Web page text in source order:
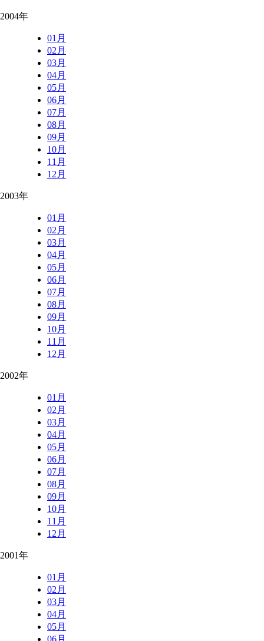
2004年
01月
02月
03月
04月
05月
06月
07月
08月
09月
10月
11月
12月
2003年
01月
02月
03月
04月
05月
06月
07月
08月
09月
10月
11月
12月
2002年
01月
02月
03月
04月
05月
06月
07月
08月
09月
10月
11月
12月
2001年
01月
02月
03月
04月
05月
06月